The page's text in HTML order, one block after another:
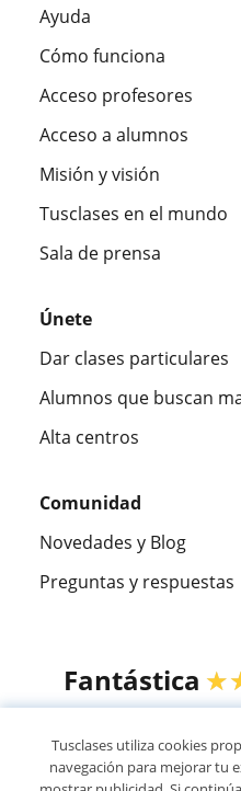
Ayuda
Cómo funciona
Acceso profesores
Acceso a alumnos
Misión y visión
Tusclases en el mundo
Sala de prensa
Únete
Dar clases particulares
Alumnos que buscan
Alta centros
Comunidad
Novedades y Blog
Preguntas y respuestas
Fantástica
Tusclases utiliza cookies
navegación para mejorar tu